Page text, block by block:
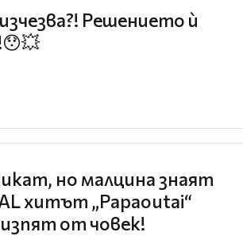
Решението ѝ
но малцина знаят
хитът „Papaoutai“
от човек!